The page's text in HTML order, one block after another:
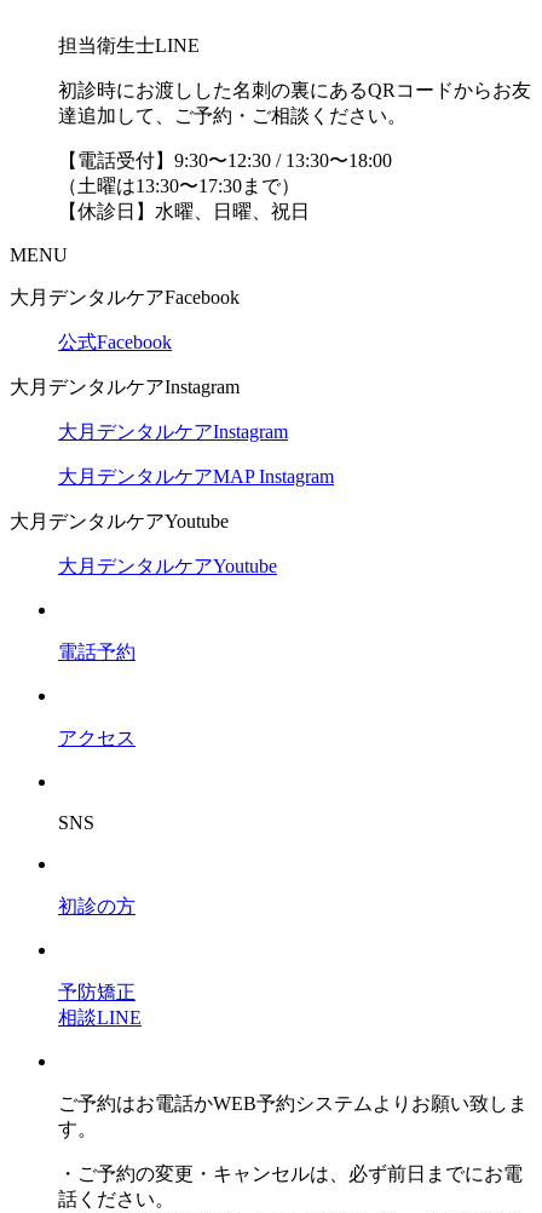
担当衛生士LINE
初診時にお渡しした名刺の裏にあるQRコードからお友
達追加して、ご予約・ご相談ください。
【電話受付】9:30〜12:30 / 13:30〜18:00
（土曜は13:30〜17:30まで）
【休診日】水曜、日曜、祝日
MENU
大月デンタルケアFacebook
公式Facebook
大月デンタルケアInstagram
大月デンタルケアInstagram
大月デンタルケアMAP Instagram
大月デンタルケアYoutube
大月デンタルケアYoutube
電話予約
アクセス
SNS
初診の方
予防矯正
相談LINE
ご予約はお電話かWEB予約システムよりお願い致しま
す。
・ご予約の変更・キャンセルは、必ず前日までにお電
話ください。